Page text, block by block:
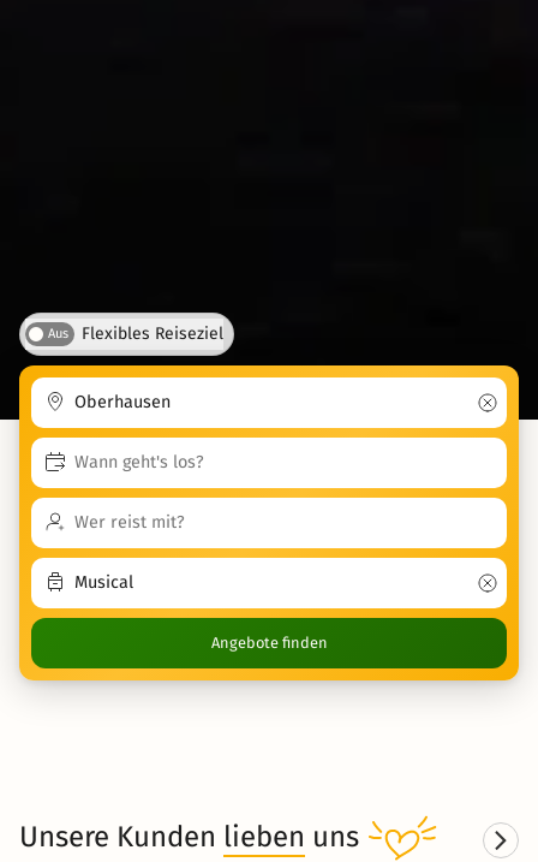
Aus Flexibles Reiseziel
Angebote finden
Unsere Kunden lieben uns